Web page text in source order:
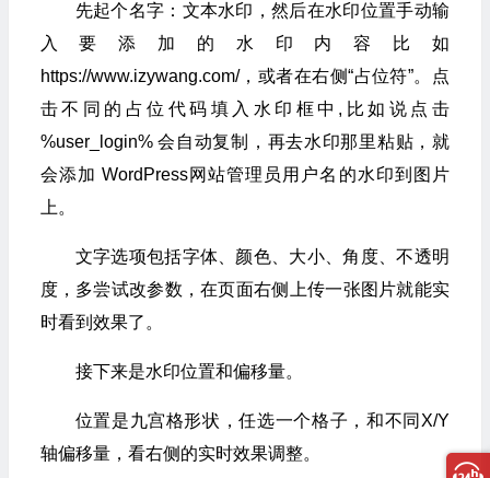
先起个名字：文本水印，然后在水印位置手动输
入要添加的水印内容比如
https://www.izywang.com/，或者在右侧“占位符”。
点
击不同的占位代码填入水印框中,比如说点击
%user_login% 会自动复制，再去水印那里粘贴，就
会添加 WordPress网站管理员用户名的水印到图片
上。
文字选项包括字体、颜色、大小、角度、不透明
度，多尝试改参数，在页面右侧上传一张图片就能实
时看到效果了。
接下来是水印位置和偏移量。
位置是九宫格形状，任选一个格子，和不同X/Y
轴偏移量，看右侧的实时效果调整。